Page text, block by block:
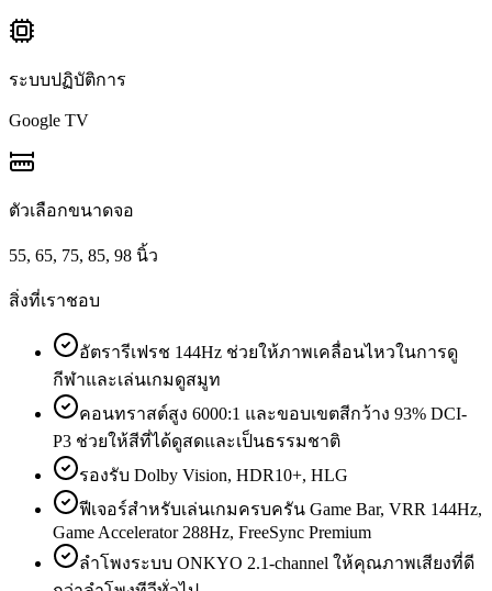
ระบบปฏิบัติการ
Google TV
ตัวเลือกขนาดจอ
55, 65, 75, 85, 98 นิ้ว
สิ่งที่เราชอบ
อัตรารีเฟรช 144Hz ช่วยให้ภาพเคลื่อนไหวในการดู
กีฬาและเล่นเกมดูสมูท
คอนทราสต์สูง 6000:1 และขอบเขตสีกว้าง 93% DCI-
P3 ช่วยให้สีที่ได้ดูสดและเป็นธรรมชาติ
รองรับ Dolby Vision, HDR10+, HLG
ฟีเจอร์สำหรับเล่นเกมครบครัน Game Bar, VRR 144Hz,
Game Accelerator 288Hz, FreeSync Premium
ลำโพงระบบ ONKYO 2.1-channel ให้คุณภาพเสียงที่ดี